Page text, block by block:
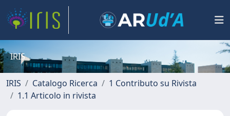
IRIS
IRIS Catalogo Ricerca
1 Contributo su Rivista
1.1 Articolo in rivista